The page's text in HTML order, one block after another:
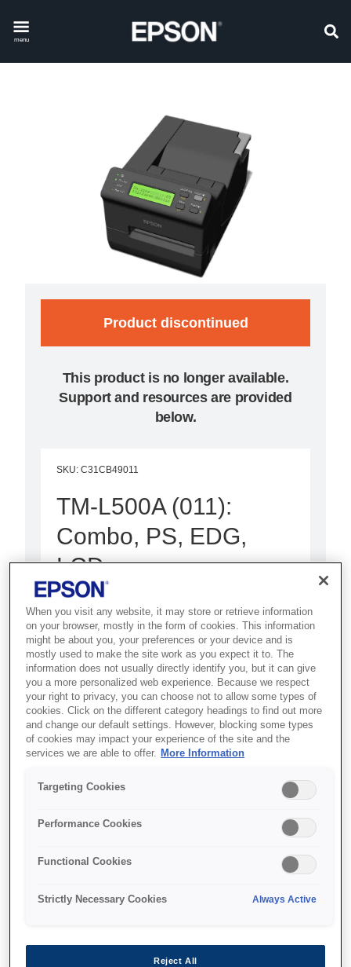
menu
Product discontinued
This product is no longer available.
Support and resources are provided
below.
SKU: C31CB49011
TM-L500A (011):
Combo, PS, EDG,
LCD
Best for airlines and airports that
need high-speed boarding pass
and bag tag printing for
passenger processing.
Boarding pass printing
CUPPS compliant
Windows{s® driver
Caracteristici
When you visit any website, it may store or retrieve information
on your browser, mostly in the form of cookies. This information
might be about you, your preferences or your device and is
mostly used to make the site work as you expect it to. The
information does not usually directly identify you, but it can give
you a more personalized web experience. Because we respect
your right to privacy, you can choose not to allow some types of
cookies. Click on the different category headings to find out more
and change our default settings. However, blocking some types
of cookies may impact your experience of the site and the
services we are able to offer. More Information
Targeting Cookies
Performance Cookies
Functional Cookies
Strictly Necessary Cookies Always Active
Reject All